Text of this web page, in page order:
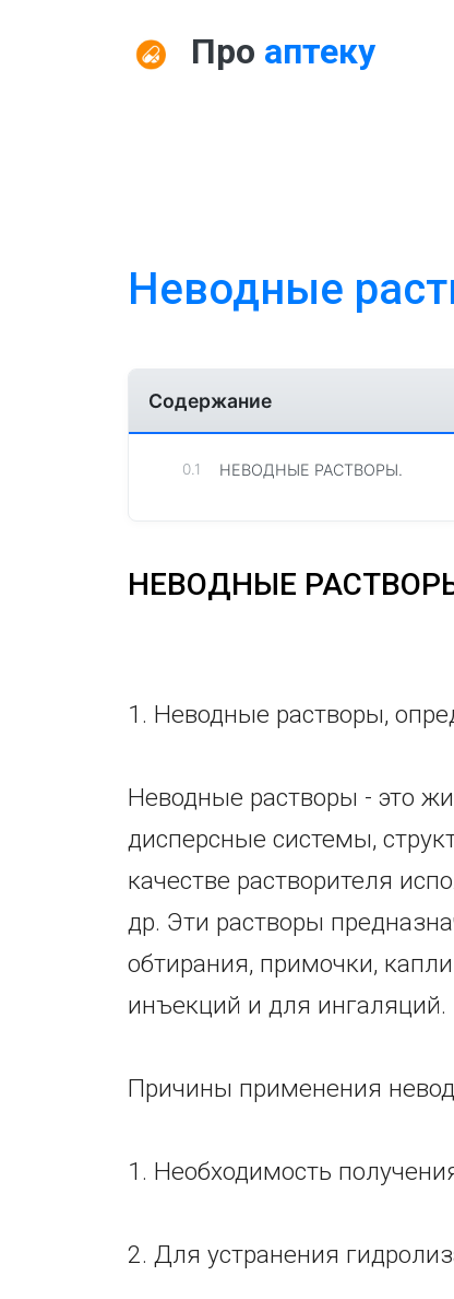
Про аптеку
Неводные
Содержание
НЕВОДНЫЕ РАСТВОРЫ.
НЕВОДНЫЕ
1. Неводные растворы,
Неводные растворы - это
дисперсные системы,
качестве растворителя
др. Эти растворы
обтирания, примочки,
инъекций и для ингаляций.
Причины применения
1. Необходимость
2. Для устранения